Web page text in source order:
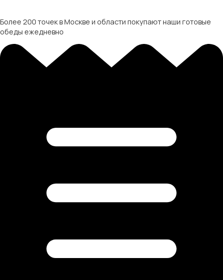
Более 200 точек в Москве и области покупают наши готовые
обеды ежедневно